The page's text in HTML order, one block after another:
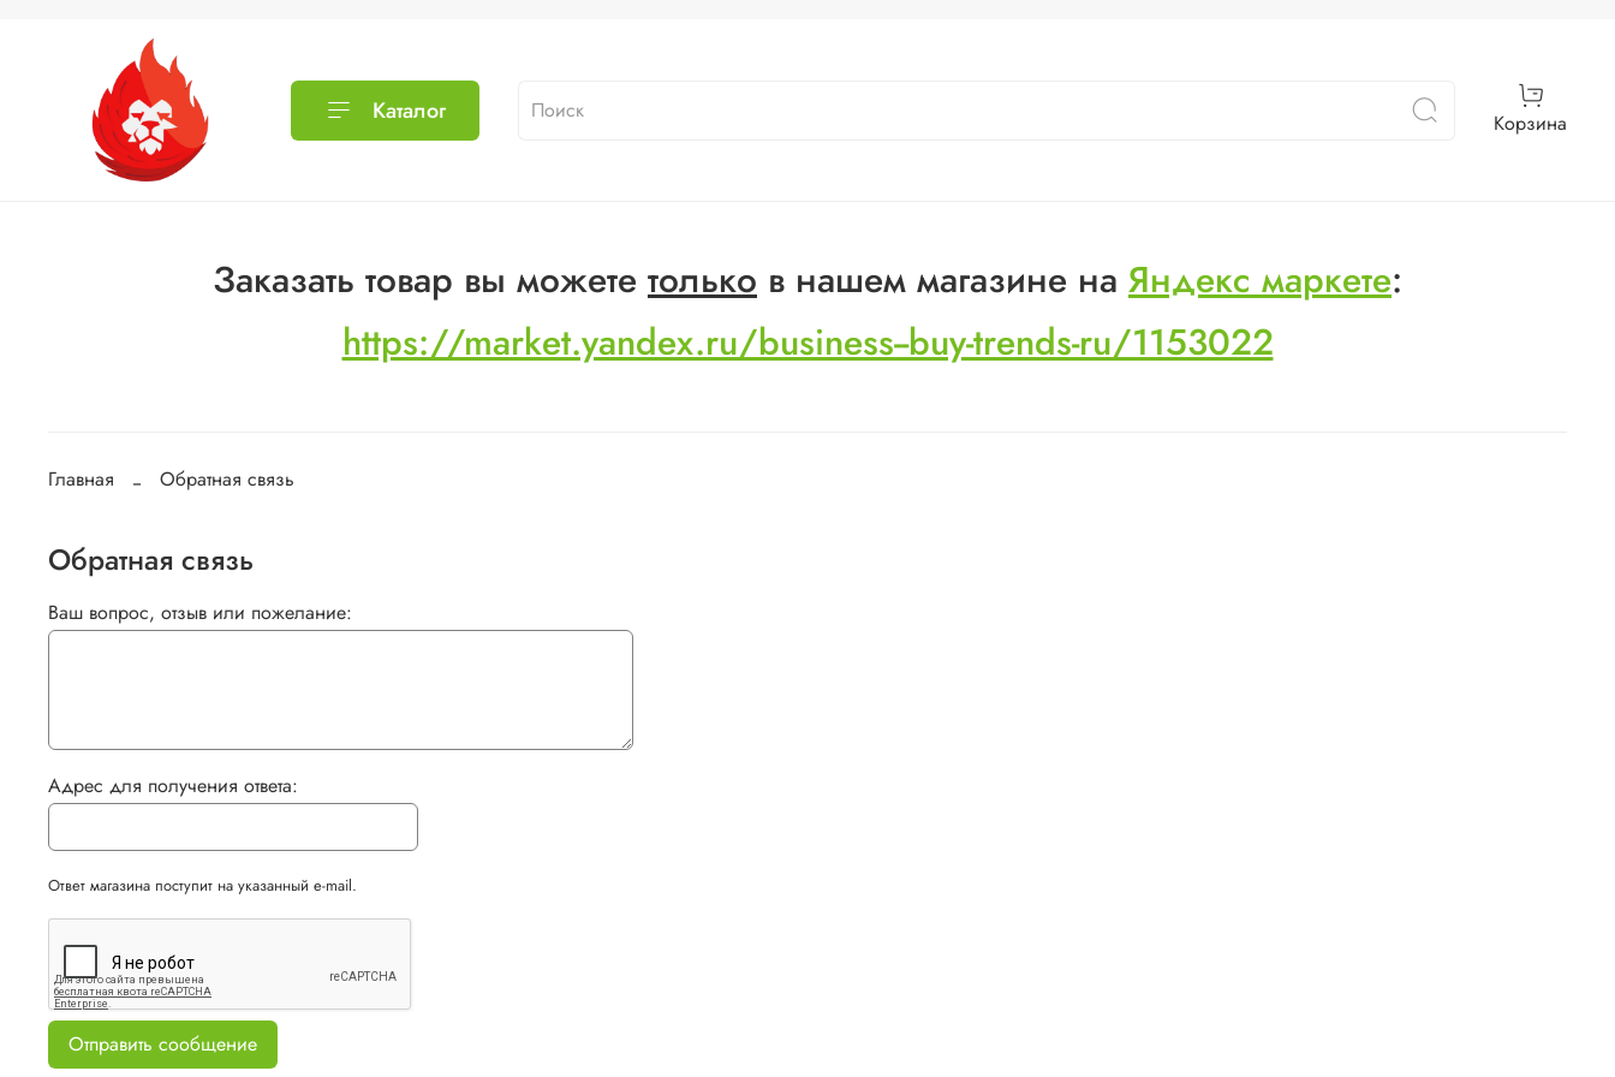
Каталог Корзина
Заказать товар вы можете только в нашем магазине на Яндекс маркете:
https://market.yandex.ru/business--buy-trends-ru/1153022
Главная Обратная связь
Обратная связь
Ваш вопрос, отзыв или пожелание:
Адрес для получения ответа:
Ответ магазина поступит на указанный e-mail.
Отправить сообщение